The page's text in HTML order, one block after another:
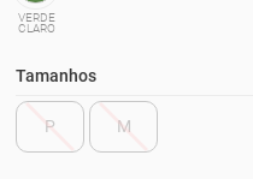
VERDE
CLARO
Tamanhos
P M